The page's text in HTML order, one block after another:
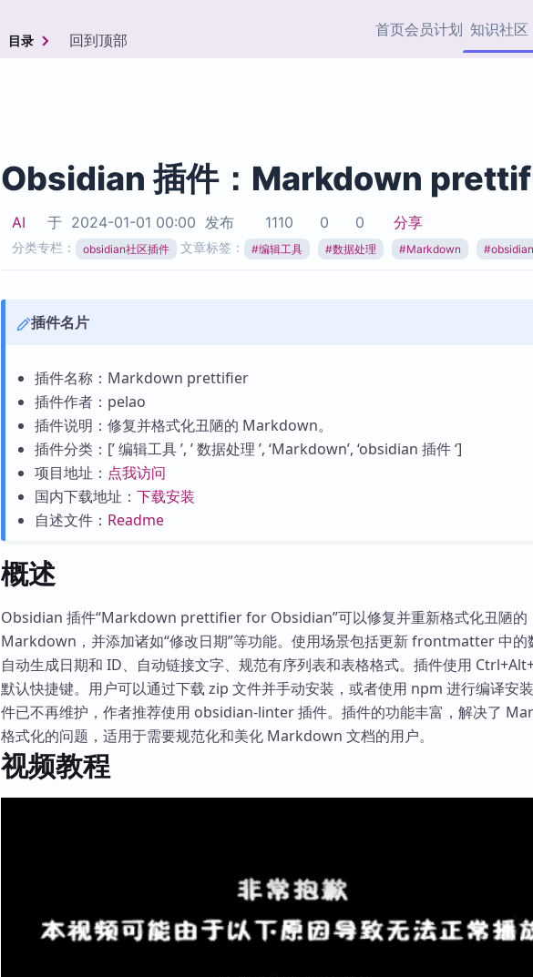
首页会员计划 知识社区
协作者
热门链接 Top5
载
加速访问 Obsidian 官方
市场
插件
目录 回到顶部
Obsidian 插件：Markdown
AI 于 2024-01-01 00:00 发布 1110 0 0 分享
分类专栏： obsidian社区插件 文章标签： #编辑工具 #数据处理 #Markdown #
插件名片
插件名称：Markdown prettifier
插件作者：pelao
插件说明：修复并格式化丑陋的 Markdown。
插件分类：[’ 编辑工具 ’, ’ 数据处理 ’, ‘Markdown’, ‘obsidian 插件 ‘]
项目地址： 点我访问
国内下载地址： 下载安装
自述文件： Readme
概述
Obsidian 插件“Markdown prettifier for Obsidian”可以修复并重新格式化丑陋的
Markdown，并添加诸如“修改日期”等功能。使用场景包括更新 frontmatter 中的
自动生成日期和 ID、自动链接文字、规范有序列表和表格格式。插件使用
默认快捷键。用户可以通过下载 zip 文件并手动安装，或者使用 npm 进行编译安
件已不再维护，作者推荐使用 obsidian-linter 插件。插件的功能丰富，解决了
格式化的问题，适用于需要规范化和美化 Markdown 文档的用户。
视频教程